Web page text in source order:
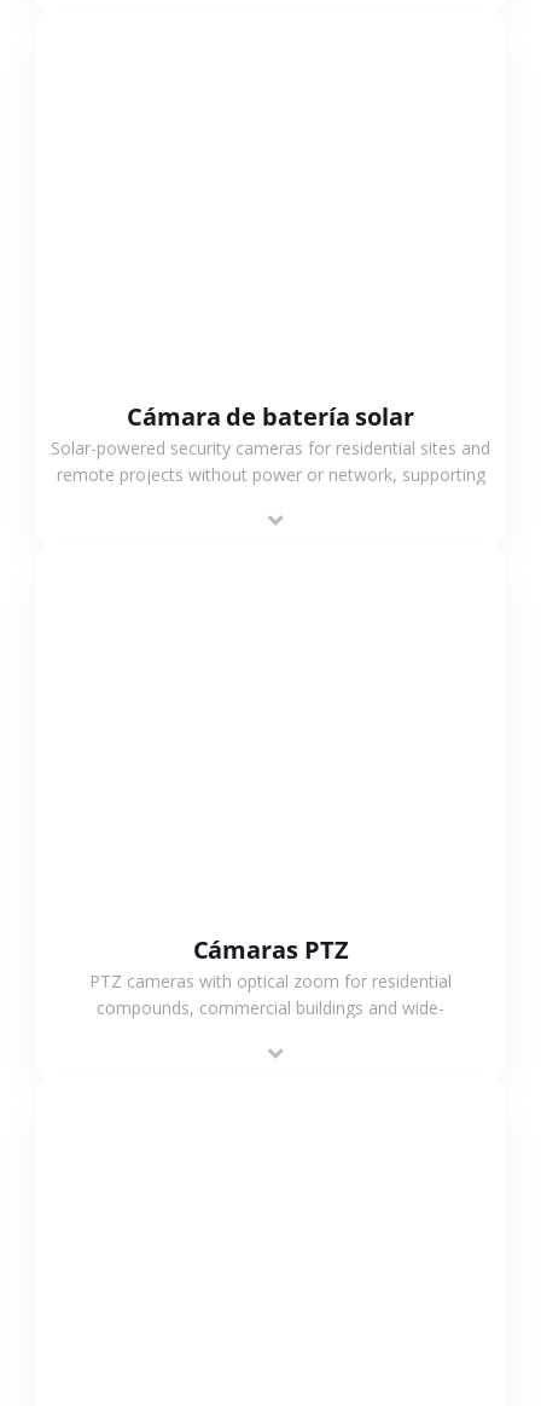
Cámara de batería solar
Solar-powered security cameras for residential sites and
remote projects without power or network, supporting
outdoor monitoring.
Cámaras PTZ
PTZ cameras with optical zoom for residential
compounds, commercial buildings and wide-
monitoring and flexible coverage.